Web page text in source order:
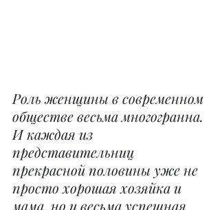
Роль женщины в современном
обществе весьма многогранна.
И каждая из
представительниц
прекрасной половины уже не
просто хорошая хозяйка и
мама, но и весьма успешная